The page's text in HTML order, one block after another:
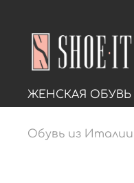
ЖЕНСКАЯ ОБУВЬ
Обувь из Италии